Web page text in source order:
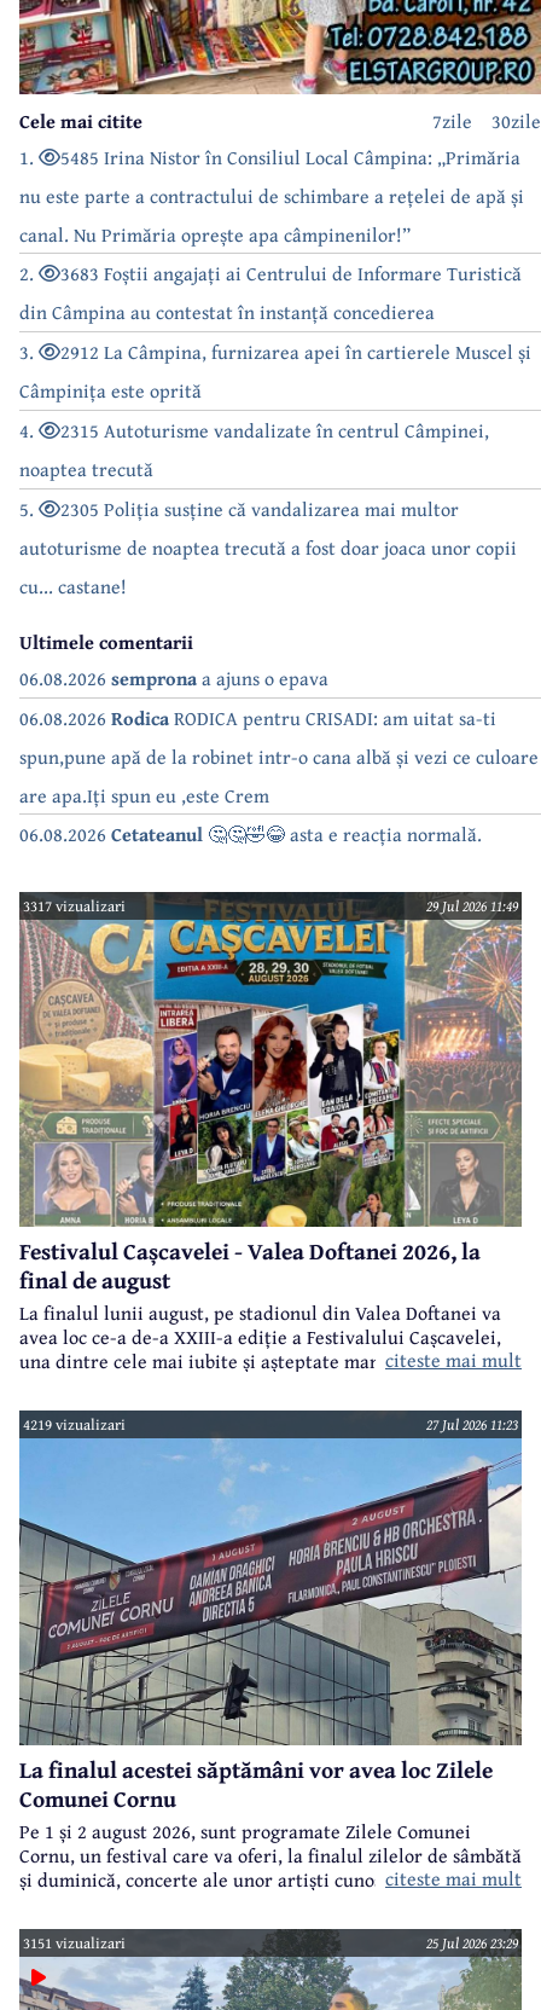
30zile
7zile
Cele mai citite
1.
5485 Irina Nistor în Consiliul Local Câmpina: „Primăria
nu este parte a contractului de schimbare a rețelei de apă și
canal. Nu Primăria oprește apa câmpinenilor!”
2.
3683 Foștii angajați ai Centrului de Informare Turistică
din Câmpina au contestat în instanță concedierea
3.
2912 La Câmpina, furnizarea apei în cartierele Muscel și
Câmpinița este oprită
4.
2315 Autoturisme vandalizate în centrul Câmpinei,
noaptea trecută
5.
2305 Poliția susține că vandalizarea mai multor
autoturisme de noaptea trecută a fost doar joaca unor copii
cu... castane!
Ultimele comentarii
06.08.2026 sempronaa ajuns o epava
06.08.2026 RodicaRODICA pentru CRISADI: am uitat sa-ti
spun,pune apă de la robinet intr-o cana albă și vezi ce culoare
are apa.Iți spun eu ,este Crem
06.08.2026 Cetateanul 🤔🤔🤣😂 asta e reacția normală.
3317 vizualizari 29 Jul 2026 11:49
Festivalul Cașcavelei - Valea Doftanei 2026, la
final de august
La finalul lunii august, pe stadionul din Valea Doftanei va
avea loc ce-a de-a XXIII-a ediție a Festivalului Cașcavelei,
una dintre cele mai iubite și așteptate manifestări de acest
citeste mai mult
4219 vizualizari 27 Jul 2026 11:23
La finalul acestei săptămâni vor avea loc Zilele
Comunei Cornu
Pe 1 și 2 august 2026, sunt programate Zilele Comunei
Cornu, un festival care va oferi, la finalul zilelor de sâmbătă
și duminică, concerte ale unor artiști cunoscuți.citeste mai mult
3151 vizualizari 25 Jul 2026 23:29